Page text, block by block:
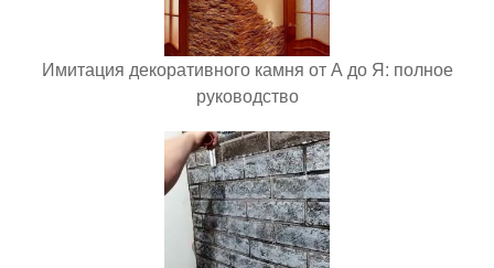
Имитация декоративного камня от А до Я: полное
руководство